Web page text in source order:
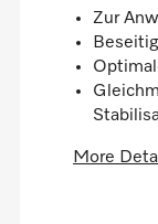
Zur
More